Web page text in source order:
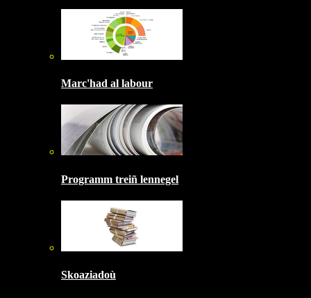
Marc'had al labour
Programm treiñ lennegel
Skoaziadoù